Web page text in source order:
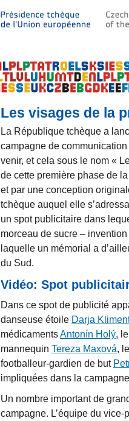
Les visages de la
La République tchèque a
campagne de
venir, et cela sous le nom «
de cette première phase de
et par une conception
tchèque auquel elle
un spot publicitaire dans
morceau de sucre –
laquelle un mémorial a
du Sud.
Vidéo: Spot
Dans ce spot de publicité
danseuse étoile Darja
médicamentsAntonín Holý,
mannequin Tereza Maxová,
footballeur-gardien de but
impliquées dans la
Un nombre important de
campagne. L’équipe du